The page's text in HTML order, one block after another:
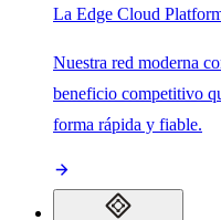
La Edge Cloud
Nuestra red moderna
beneficio competitivo
forma rápida y fiable.